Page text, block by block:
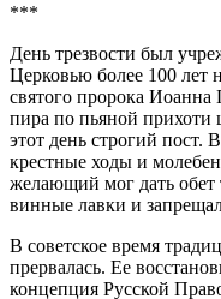
***
День трезвости был
Церковью более 100 лет
святого пророка Иоанна
пира по пьяной
этот день строгий пост.
крестные ходы и
желающий мог дать обет
винные лавки и
В советское время
прервалась. Ее
концепция Русской